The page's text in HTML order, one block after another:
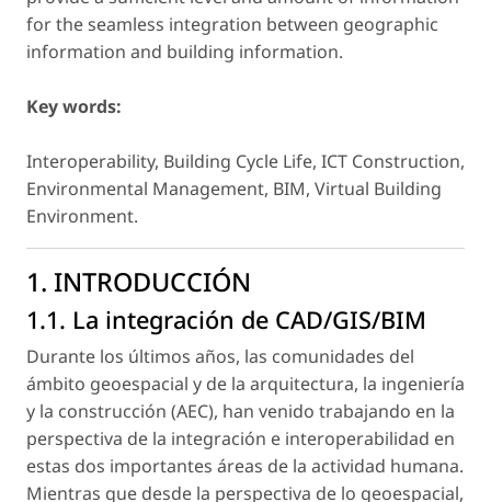
for the seamless integration between geographic
information and building information.
Key words:
Interoperability, Building Cycle Life, ICT Construction,
Environmental Management, BIM, Virtual Building
Environment.
1. INTRODUCCIÓN
1.1. La integración de CAD/GIS/BIM
Durante los últimos años, las comunidades del
ámbito geoespacial y de la arquitectura, la ingeniería
y la construcción (AEC), han venido trabajando en la
perspectiva de la integración e interoperabilidad en
estas dos importantes áreas de la actividad humana.
Mientras que desde la perspectiva de lo geoespacial,